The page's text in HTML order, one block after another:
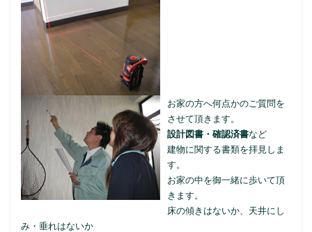
お家の方へ何点かのご質問を
させて頂きます。
設計図書・確認済書など
建物に関する書類を拝見しま
す。
お家の中を御一緒に歩いて頂
きます。
床の傾きはないか、天井にし
み・垂れはないか